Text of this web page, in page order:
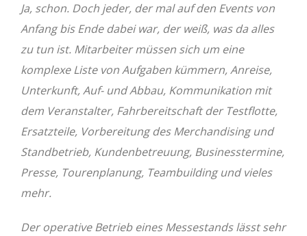
Ja, schon. Doch jeder, der mal auf den Events von
Anfang bis Ende dabei war, der weiß, was da alles
zu tun ist. Mitarbeiter müssen sich um eine
komplexe Liste von Aufgaben kümmern, Anreise,
Unterkunft, Auf- und Abbau, Kommunikation mit
dem Veranstalter, Fahrbereitschaft der Testflotte,
Ersatzteile, Vorbereitung des Merchandising und
Standbetrieb, Kundenbetreuung, Businesstermine,
Presse, Tourenplanung, Teambuilding und vieles
mehr.
Der operative Betrieb eines Messestands lässt sehr